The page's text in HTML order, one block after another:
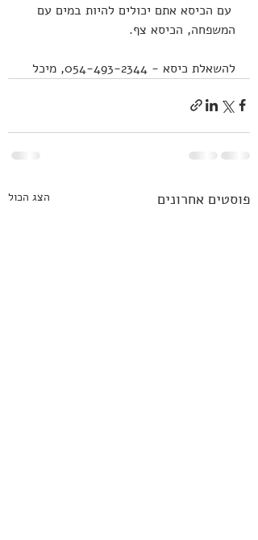
עם הכיסא אתם יכולים להיות במים עם
המשפחה, הכיסא צף.
להשאלת כיסא - 054-493-2344⁩, מיכל
פוסטים אחרונים הצג הכול